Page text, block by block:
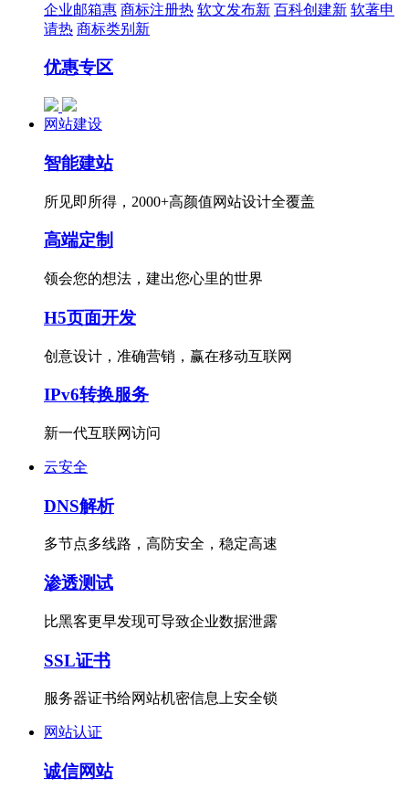
企业邮箱惠 商标注册热 软文发布新 百科创建新 软著申
请热 商标类别 新
优惠专区
网站建设
智能建站
所见即所得，2000+高颜值网站设计全覆盖
高端定制
领会您的想法，建出您心里的世界
H5页面开发
创意设计，准确营销，赢在移动互联网
IPv6转换服务
新一代互联网访问
云安全
DNS解析
多节点多线路，高防安全，稳定高速
渗透测试
比黑客更早发现可导致企业数据泄露
SSL证书
服务器证书给网站机密信息上安全锁
网站认证
诚信网站